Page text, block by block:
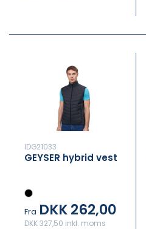
IDG21033
GEYSER hybrid vest
Fra DKK 262,00
DKK 327,50 inkl. moms